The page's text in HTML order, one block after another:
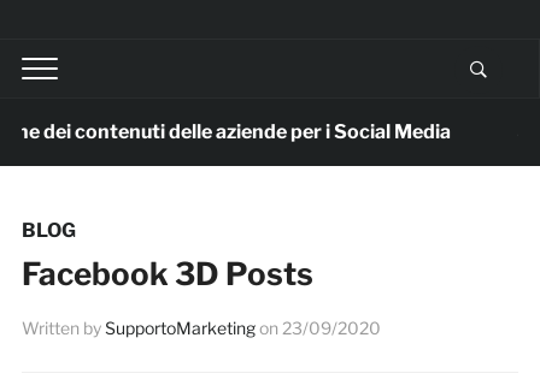
dei contenuti delle aziende per i Social Media
BLOG
Facebook 3D Posts
Written bySupportoMarketingon 23/09/2020